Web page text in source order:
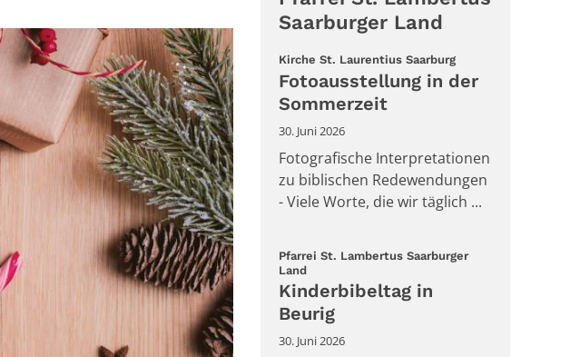
Saarburger Land
Kirche St. Laurentius Saarburg:
Fotoausstellung in der
Sommerzeit
30. Juni 2026
Fotografische Interpretationen
zu biblischen Redewendungen
- Viele Worte, die wir täglich ...
Pfarrei St. Lambertus Saarburger
Land:
Kinderbibeltag in
Beurig
30. Juni 2026